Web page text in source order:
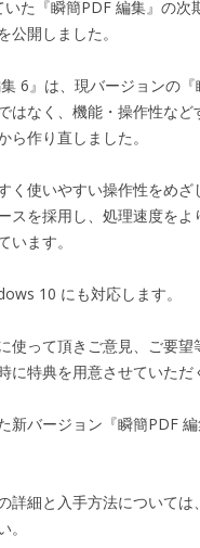
た『瞬簡PDF 編集』の次
公開しました。
集 6』は、現バージョンの
はなく、機能・操作性など
ら作り直しました。
く使いやすい操作性をめざ
スを採用し、処理速度をよ
います。
10 にも対応します。
使って頂きご意見、ご要望
に特典を用意させていただ
新バージョン『瞬簡PDF
詳細と入手方法については
。